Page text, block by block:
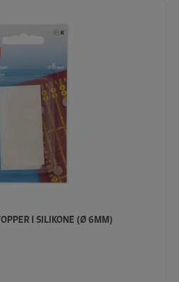
I SILIKONE (Ø 6MM)